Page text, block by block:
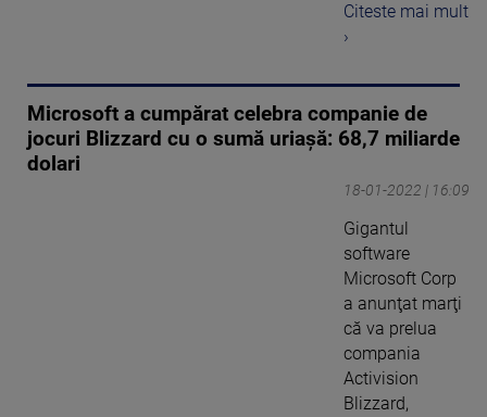
Citeste mai mult
›
Microsoft a cumpărat celebra companie de
jocuri Blizzard cu o sumă uriașă: 68,7 miliarde
dolari
18-01-2022 | 16:09
Gigantul
software
Microsoft Corp
a anunţat marţi
că va prelua
compania
Activision
Blizzard,